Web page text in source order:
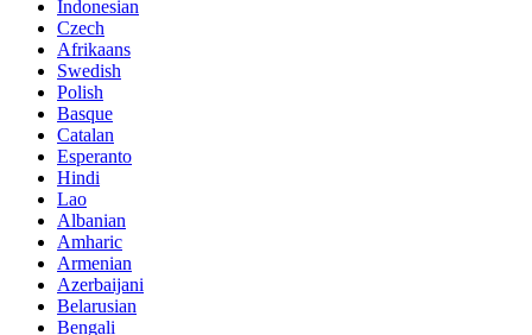
Indonesian
Czech
Afrikaans
Swedish
Polish
Basque
Catalan
Esperanto
Hindi
Lao
Albanian
Amharic
Armenian
Azerbaijani
Belarusian
Bengali